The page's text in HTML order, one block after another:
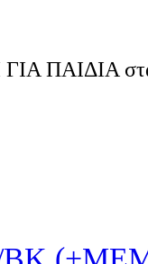
ΓΙΑ ΠΑΙΔΙΑ